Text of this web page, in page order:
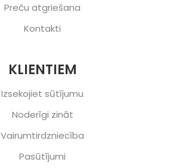
Preču atgriešana
Kontakti
KLIENTIEM
Izsekojiet sūtījumu
Noderīgi zināt
Vairumtirdzniecība
Pasūtījumi